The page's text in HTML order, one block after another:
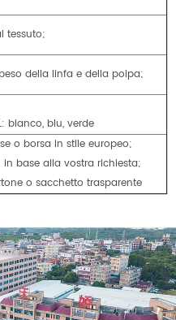
tessuto;
della linfa e della polpa;
bianco, blu, verde
o borsa in stile europeo;
base alla vostra richiesta;
o sacchetto trasparente